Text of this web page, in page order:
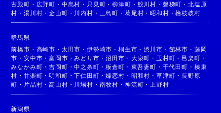
古殿町 ・ 広野町 ・ 中島村 ・ 只見町 ・柳津町 ・ 鮫川村 ・ 磐梯町 ・ 北塩原
村 ・湯川村 ・金山町 ・ 川内村 ・ 三島町 ・ 葛尾村 ・昭和村 ・檜枝岐村
群馬県
前橋市 ・ 高崎市 ・ 太田市 ・伊勢崎市 ・桐生市 ・渋川市 ・ 館林市 ・ 藤岡
市 ・安中市 ・富岡市 ・みどり市 ・沼田市 ・ 大泉町 ・ 玉村町 ・邑楽町 ・
みなかみ町 ・吉岡町 ・中之条町 ・板倉町 ・ 東吾妻町 ・ 千代田町 ・ 榛東
村 ・甘楽町 ・明和町 ・下仁田町 ・嬬恋村 ・ 昭和村 ・ 草津町 ・長野原
町 ・ 片品村 ・高山村 ・ 川場村 ・ 南牧村 ・ 神流町 ・ 上野村
新潟県